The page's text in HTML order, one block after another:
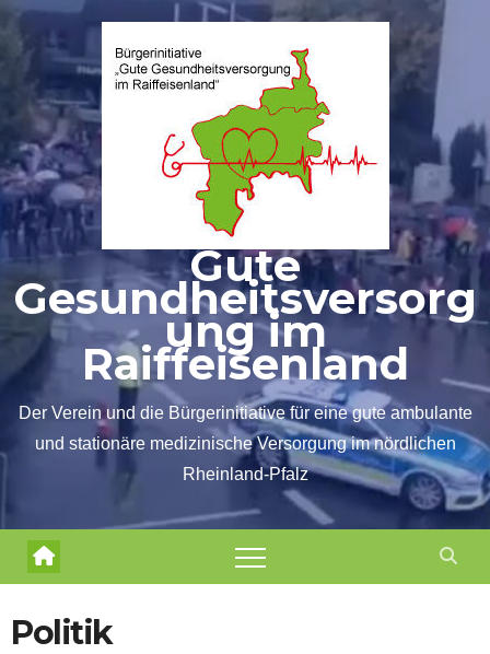
Zum
springen
Gute
Gesundheitsversorg
ung im
Raiffeisenland
Der Verein und die Bürgerinitiative für eine gute ambulante
und stationäre medizinische Versorgung im nördlichen
Rheinland-Pfalz
Politik